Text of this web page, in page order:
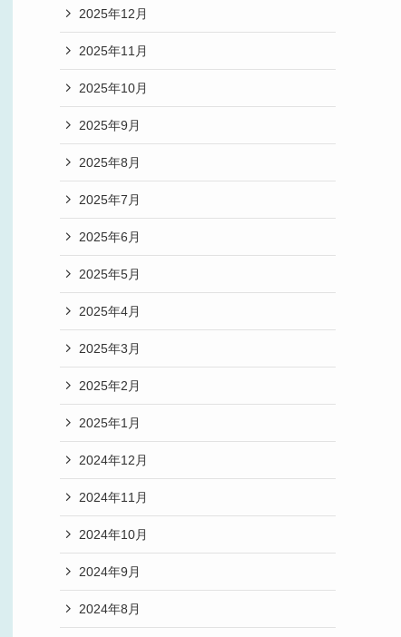
2025年12月
2025年11月
2025年10月
2025年9月
2025年8月
2025年7月
2025年6月
2025年5月
2025年4月
2025年3月
2025年2月
2025年1月
2024年12月
2024年11月
2024年10月
2024年9月
2024年8月